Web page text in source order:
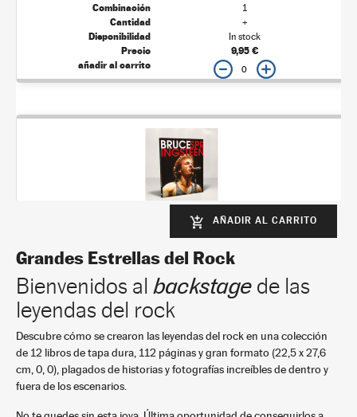
1
+
In stock
9,95 €
Bruce Springsteen
2
9,95 €
add_shopping_cart AÑADIR AL CARRITO
Grandes Estrellas del Rock
Bienvenidos al backstage de las
leyendas del rock
Descubre cómo se crearon las leyendas del rock en una colección
de 12 libros de tapa dura, 112 páginas y gran formato (22,5 x 27,6
cm, 0, 0), plagados de historias y fotografías increíbles de dentro y
fuera de los escenarios.